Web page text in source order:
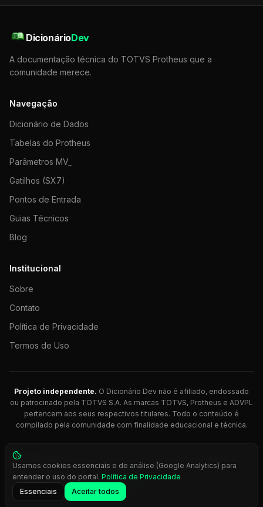
DicionárioDev
A documentação técnica do TOTVS Protheus que a
comunidade merece.
Navegação
Dicionário de Dados
Tabelas do Protheus
Parâmetros MV_
Gatilhos (SX7)
Pontos de Entrada
Guias Técnicos
Blog
Institucional
Sobre
Contato
Política de Privacidade
Termos de Uso
Projeto independente. O Dicionário Dev não é afiliado, endossado
ou patrocinado pela TOTVS S.A. As marcas TOTVS, Protheus e ADVPL
pertencem aos seus respectivos titulares. Todo o conteúdo é
compilado pela comunidade com finalidade educacional e técnica.
© 2026 Dicionário Dev. Feito com 💚 para desenvolvedores
Protheus.
Press Ctrl+K
Usamos cookies essenciais e de análise (Google Analytics) para
entender o uso do portal. Política de Privacidade
Essenciais
Aceitar todos